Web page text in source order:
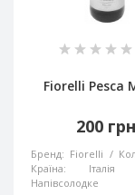
Fiorelli Pesca
200
Бренд: Fiorelli
Країна:
Італія
Напівсолодке